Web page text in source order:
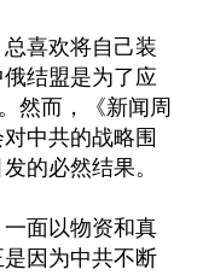
喜欢将自己装
结盟是为了应
然而，《新闻周
中共的战略围
的必然结果。
面以物资和真
因为中共不断